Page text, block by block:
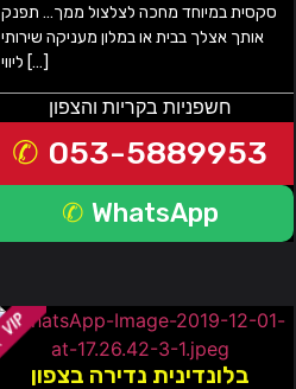
סקסית במיוחד מחכה לצלצול ממך… תפנק
אותך אצלך בבית או במלון מעניקה שירותי
ליווי […]
חשפניות בקריות והצפון
053-5889953
WhatsApp
בלונדינית נדירה בצפון